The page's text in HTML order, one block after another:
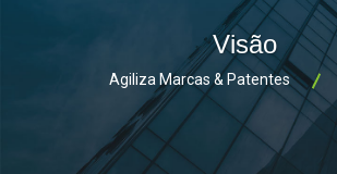
Visão
Agiliza Marcas & Patentes